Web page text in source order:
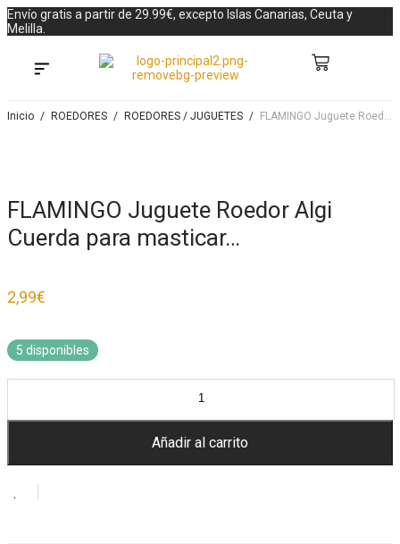
Envío gratis a partir de 29.99€, excepto Islas Canarias, Ceuta y
Melilla.
Inicio / ROEDORES / ROEDORES / JUGUETES / FLAMINGO Juguete Roedor Algi Cuerda para masticar…
FLAMINGO Juguete Roedor Algi
Cuerda para masticar…
2,99€
5 disponibles
Añadir al carrito